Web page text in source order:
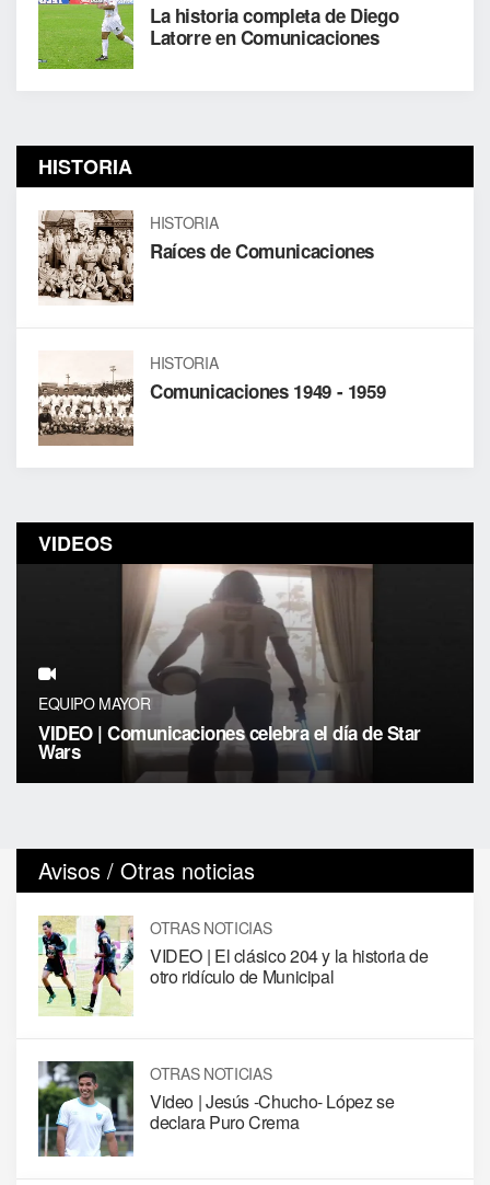
La historia completa de Diego
Latorre en Comunicaciones
HISTORIA
HISTORIA
Raíces de Comunicaciones
HISTORIA
Comunicaciones 1949 - 1959
VIDEOS
EQUIPO MAYOR
VIDEO | Comunicaciones celebra el día de Star
Wars
Avisos / Otras noticias
OTRAS NOTICIAS
VIDEO | El clásico 204 y la historia de
otro ridículo de Municipal
OTRAS NOTICIAS
Video | Jesús -Chucho- López se
declara Puro Crema